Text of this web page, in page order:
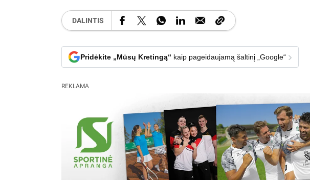
DALINTIS
Pridėkite „Mūsų Kretingą“ kaip pageidaujamą šaltinį „Google“ ›
REKLAMA